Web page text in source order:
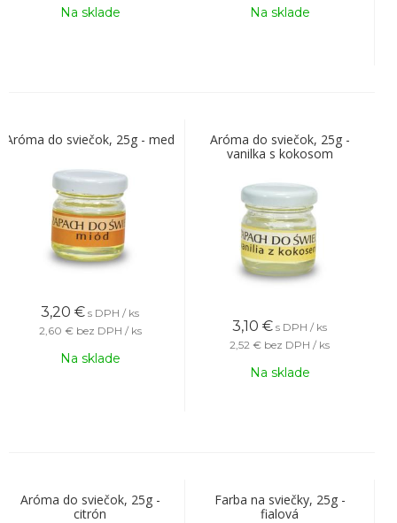
Na sklade Na sklade
Aróma do sviečok, 25g - med
3,20 € s DPH / ks
2,60 € bez DPH / ks
Na sklade
Aróma do sviečok, 25g -
vanilka s kokosom
3,10 € s DPH / ks
2,52 € bez DPH / ks
Na sklade
Aróma do sviečok, 25g -
citrón
Farba na sviečky, 25g -
fialová